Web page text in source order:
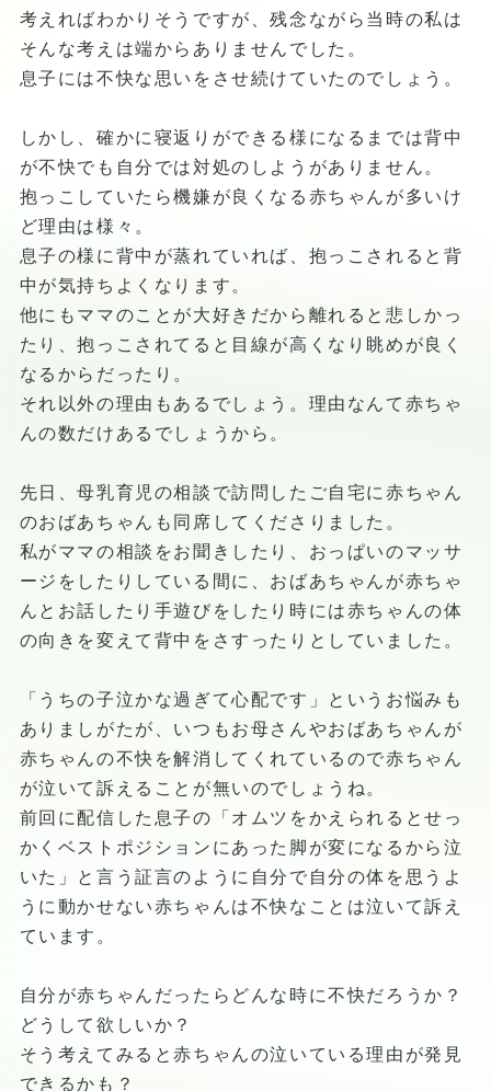
考えればわかりそうですが、残念ながら当時の私は
そんな考えは端からありませんでした。
息子には不快な思いをさせ続けていたのでしょう。
しかし、確かに寝返りができる様になるまでは背中
が不快でも自分では対処のしようがありません。
抱っこしていたら機嫌が良くなる赤ちゃんが多いけ
ど理由は様々。
息子の様に背中が蒸れていれば、抱っこされると背
中が気持ちよくなります。
他にもママのことが大好きだから離れると悲しかっ
たり、抱っこされてると目線が高くなり眺めが良く
なるからだったり。
それ以外の理由もあるでしょう。理由なんて赤ちゃ
んの数だけあるでしょうから。
先日、母乳育児の相談で訪問したご自宅に赤ちゃん
のおばあちゃんも同席してくださりました。
私がママの相談をお聞きしたり、おっぱいのマッサ
ージをしたりしている間に、おばあちゃんが赤ちゃ
んとお話したり手遊びをしたり時には赤ちゃんの体
の向きを変えて背中をさすったりとしていました。
「うちの子泣かな過ぎて心配です」というお悩みも
ありましがたが、いつもお母さんやおばあちゃんが
赤ちゃんの不快を解消してくれているので赤ちゃん
が泣いて訴えることが無いのでしょうね。
前回に配信した息子の「オムツをかえられるとせっ
かくベストポジションにあった脚が変になるから泣
いた」と言う証言のように自分で自分の体を思うよ
うに動かせない赤ちゃんは不快なことは泣いて訴え
ています。
自分が赤ちゃんだったらどんな時に不快だろうか？
どうして欲しいか？
そう考えてみると赤ちゃんの泣いている理由が発見
できるかも？